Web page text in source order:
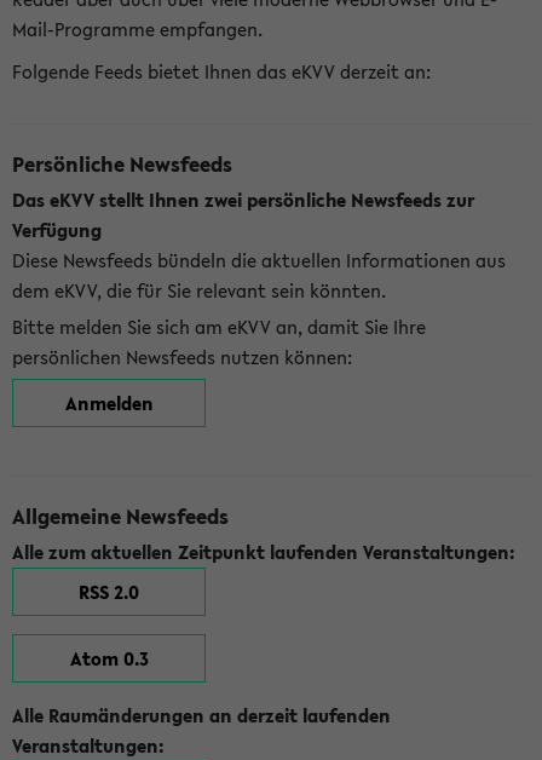
Mail-Programme empfangen.
Folgende Feeds bietet Ihnen das eKVV derzeit an:
Persönliche Newsfeeds
Das eKVV stellt Ihnen zwei persönliche Newsfeeds zur
Verfügung
Diese Newsfeeds bündeln die aktuellen Informationen aus
dem eKVV, die für Sie relevant sein könnten.
Bitte melden Sie sich am eKVV an, damit Sie Ihre
persönlichen Newsfeeds nutzen können:
Anmelden
Allgemeine Newsfeeds
Alle zum aktuellen Zeitpunkt laufenden Veranstaltungen:
RSS 2.0
Atom 0.3
Alle Raumänderungen an derzeit laufenden
Veranstaltungen: